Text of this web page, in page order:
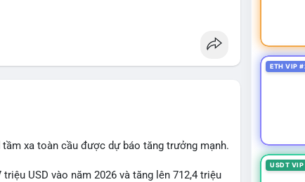
xa toàn cầu được dự báo tăng trưởng mạnh.
USD vào năm 2026 và tăng lên 712,4 triệu
ETH VIP
USDT